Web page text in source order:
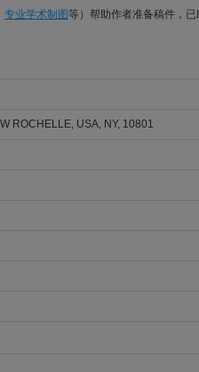
专业学术制图等）帮助作者准备稿件，
ROCHELLE, USA, NY, 10801